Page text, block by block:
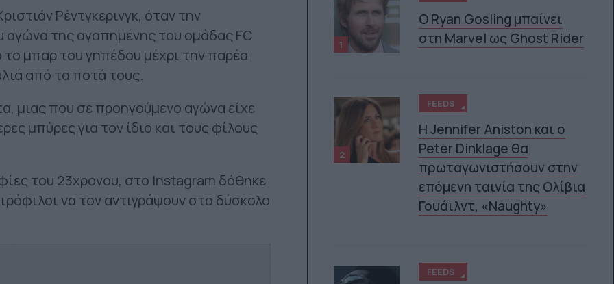
Ρέντγκερινγκ, όταν την
αγώνα της αγαπημένης του ομάδας FC
μπαρ του γηπέδου μέχρι την παρέα
από τα ποτά τους.
μιας που σε προηγούμενο αγώνα είχε
μπύρες για τον ίδιο και τους φίλους
του 23χρονου, στο Instagram δόθηκε
να τον αντιγράψουν στο δύσκολο
1
Ο Ryan Gosling μπαίνει
στη Marvel ως Ghost Rider
2
FEEDS
Η Jennifer Aniston και ο
Peter Dinklage θα
πρωταγωνιστήσουν στην
επόμενη ταινία της Ολίβια
Γουάιλντ, «Naughty»
FEEDS